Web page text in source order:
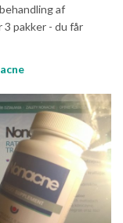
af
3 pakker - du får